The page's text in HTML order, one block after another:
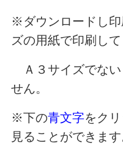
※ダウンロードし
ズの用紙で印刷して
Ａ３サイズでない
せん。
※下の青文字をク
見ることができます